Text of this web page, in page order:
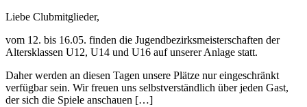
Liebe Clubmitglieder,
vom 12. bis 16.05. finden die Jugendbezirksmeisterschaften der
Altersklassen U12, U14 und U16 auf unserer Anlage statt.
Daher werden an diesen Tagen unsere Plätze nur eingeschränkt
verfügbar sein. Wir freuen uns selbstverständlich über jeden Gast,
der sich die Spiele anschauen […]